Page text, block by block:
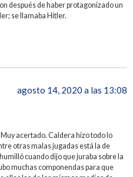
después de haber protagonizado un
se llamaba Hitler.
agosto 14, 2020 a las 13:08
acertado. Caldera hizo todo lo
otras malas jugadas está la de
cuando dijo que juraba sobre la
muchas componendas para que